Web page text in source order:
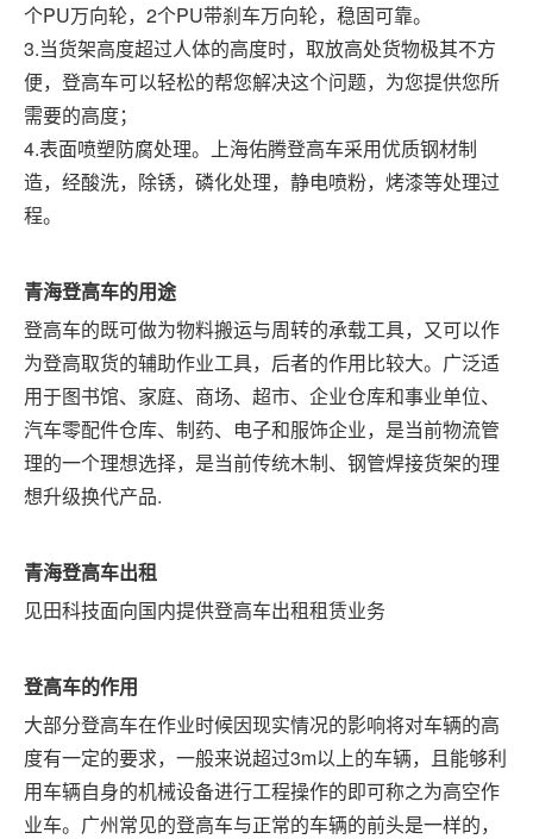
个PU万向轮，2个PU带刹车万向轮，稳固可靠。
3.当货架高度超过人体的高度时，取放高处货物极其不方
便，登高车可以轻松的帮您解决这个问题，为您提供您所
需要的高度；
4.表面喷塑防腐处理。上海佑腾登高车采用优质钢材制
造，经酸洗，除锈，磷化处理，静电喷粉，烤漆等处理过
程。
青海登高车的用途
登高车的既可做为物料搬运与周转的承载工具，又可以作
为登高取货的辅助作业工具，后者的作用比较大。广泛适
用于图书馆、家庭、商场、超市、企业仓库和事业单位、
汽车零配件仓库、制药、电子和服饰企业，是当前物流管
理的一个理想选择，是当前传统木制、钢管焊接货架的理
想升级换代产品.
青海登高车出租
见田科技面向国内提供登高车出租租赁业务
登高车的作用
大部分登高车在作业时候因现实情况的影响将对车辆的高
度有一定的要求，一般来说超过3m以上的车辆，且能够利
用车辆自身的机械设备进行工程操作的即可称之为高空作
业车。广州常见的登高车与正常的车辆的前头是一样的，